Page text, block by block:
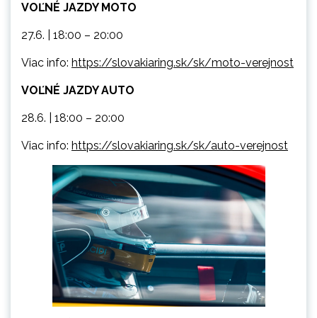
VOĽNÉ JAZDY MOTO
27.6. | 18:00 – 20:00
Viac info: https://slovakiaring.sk/sk/moto-verejnost
VOĽNÉ JAZDY AUTO
28.6. | 18:00 – 20:00
Viac info: https://slovakiaring.sk/sk/auto-verejnost